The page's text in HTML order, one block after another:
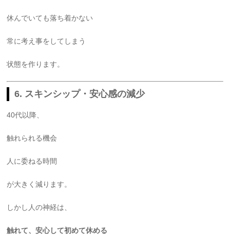
休んでいても落ち着かない
常に考え事をしてしまう
状態を作ります。
6. スキンシップ・安心感の減少
40代以降、
触れられる機会
人に委ねる時間
が大きく減ります。
しかし人の神経は、
触れて、安心して初めて休める